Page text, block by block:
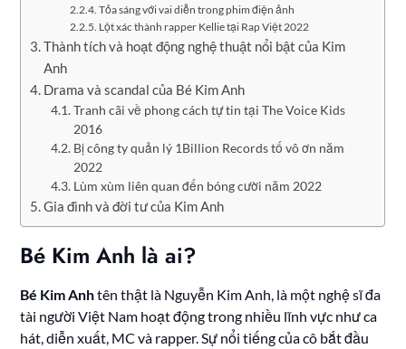
Tỏa sáng với vai diễn trong phim điện ảnh
Lột xác thành rapper Kellie tại Rap Việt 2022
Thành tích và hoạt động nghệ thuật nổi bật của Kim
Anh
Drama và scandal của Bé Kim Anh
Tranh cãi về phong cách tự tin tại The Voice Kids
2016
Bị công ty quản lý 1Billion Records tố vô ơn năm
2022
Lùm xùm liên quan đến bóng cười năm 2022
Gia đình và đời tư của Kim Anh
Bé Kim Anh là ai?
Bé Kim Anhtên thật là Nguyễn Kim Anh, là một nghệ sĩ đa
tài người Việt Nam hoạt động trong nhiều lĩnh vực như ca
hát, diễn xuất, MC và rapper. Sự nổi tiếng của cô bắt đầu